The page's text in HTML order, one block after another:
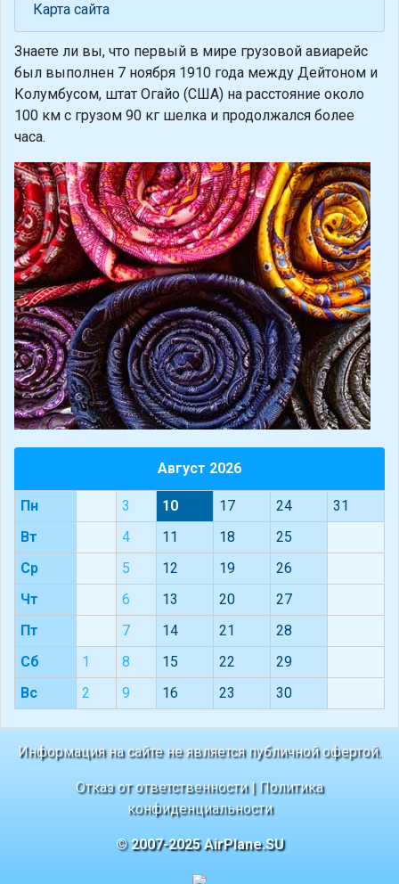
Карта сайта
Знаете ли вы, что первый в мире грузовой авиарейс
был выполнен 7 ноября 1910 года между Дейтоном и
Колумбусом, штат Огайо (США) на расстояние около
100 км с грузом 90 кг шелка и продолжался более
часа.
Август 2026
Пн 3 10 17 24
31
Вт
4 11 18
25
Ср
5 12 19
26
Чт
6 13 20
27
Пт
7 14 21
28
Сб
1 8 15 22
29
Вс
2 9 16 23 30
Информация на сайте не является публичной офертой.
Отказ от ответственности| Политика
конфиденциальности
© 2007-2025 AirPlane.SU